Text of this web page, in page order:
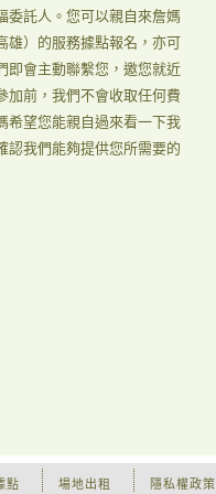
委託人。您可以親自來詹媽
雄）的服務據點報名，亦可
即會主動聯繫您，邀您就近
加前，我們不會收取任何費
希望您能親自過來看一下我
認我們能夠提供您所需要的
隱私權政策
場地出租
點